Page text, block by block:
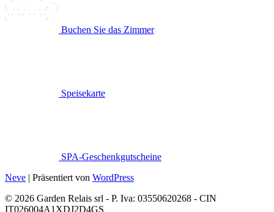
Buchen Sie das Zimmer
Speisekarte
SPA-Geschenkgutscheine
Neve | Präsentiert von WordPress
© 2026 Garden Relais srl - P. Iva: 03550620268 - CIN
IT026004A1XDJ2D4GS